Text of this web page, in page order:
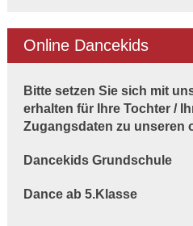
Online Dancekids
Bitte setzen Sie sich mit
erhalten für Ihre Tochter /
Zugangsdaten zu unseren
Dancekids Grundschule
Dance ab 5.Klasse